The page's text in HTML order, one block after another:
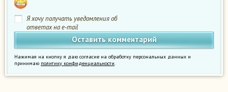
Я хочу получать уведомления об
ответах на e-mail
Нажимая на кнопку я даю согласие на обработку персональных данных и
принимаю политику конфиденциальности.